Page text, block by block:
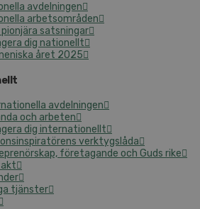
avdelningen
arbetsområden
pionjära satsningar
dig nationellt
året 2025
avdelningen
och arbeten
dig internationellt
verktygslåda
företagande och Guds rike
tjänster